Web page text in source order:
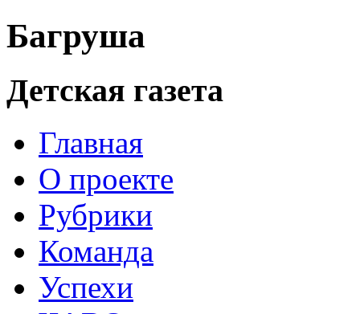
Багруша
Детская газета
Главная
О проекте
Рубрики
Команда
Успехи